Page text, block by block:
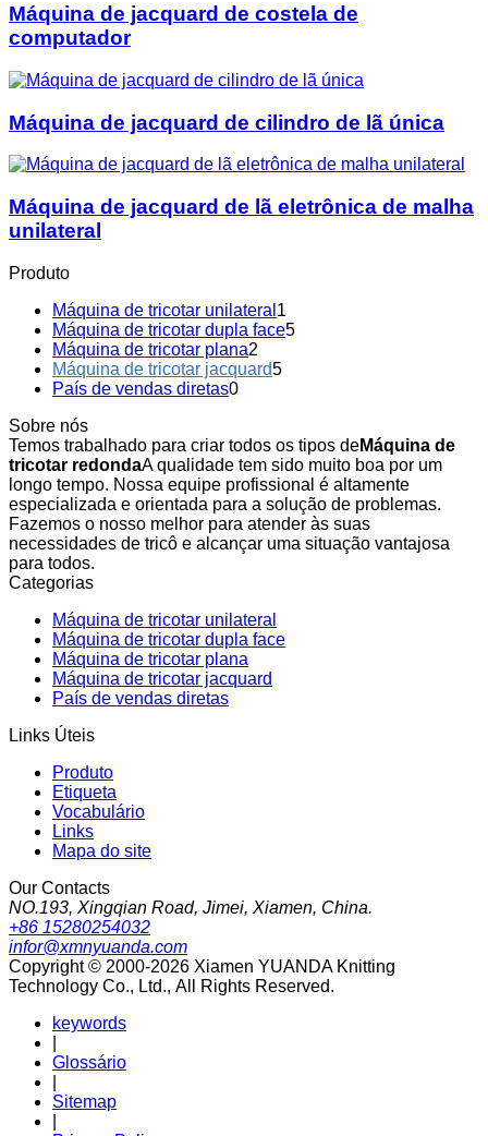
Máquina de jacquard de costela de
computador
Máquina de jacquard de cilindro de lã única
Máquina de jacquard de lã eletrônica de malha
unilateral
Produto
Máquina de tricotar unilateral 1
Máquina de tricotar dupla face5
Máquina de tricotar plana2
Máquina de tricotar jacquard5
País de vendas diretas0
Sobre nós
Temos trabalhado para criar todos os tipos deMáquina de
tricotar redondaA qualidade tem sido muito boa por um
longo tempo. Nossa equipe profissional é altamente
especializada e orientada para a solução de problemas.
Fazemos o nosso melhor para atender às suas
necessidades de tricô e alcançar uma situação vantajosa
para todos.
Categorias
Máquina de tricotar unilateral
Máquina de tricotar dupla face
Máquina de tricotar plana
Máquina de tricotar jacquard
País de vendas diretas
Links Úteis
Produto
Etiqueta
Vocabulário
Links
Mapa do site
Our Contacts
NO.193, Xingqian Road, Jimei, Xiamen, China.
+86 15280254032
infor@xmnyuanda.com
Copyright © 2000-2026 Xiamen YUANDA Knitting
Technology Co., Ltd., All Rights Reserved.
keywords
Glossário
Sitemap